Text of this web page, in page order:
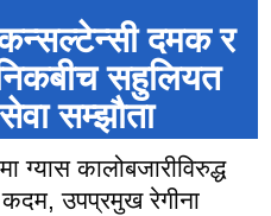
दमक र
सहुलियत
सम्झौता
ग्यास कालोबजारीविरुद्ध
उपप्रमुख रेगीना